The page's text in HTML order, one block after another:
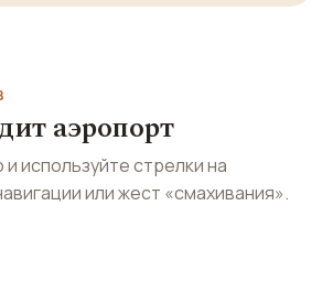
аэропорт
используйте стрелки на
или жест «смахивания».